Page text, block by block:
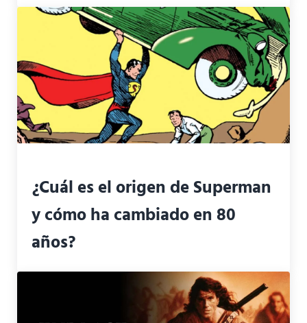
¿Cuál es el origen de Superman
y cómo ha cambiado en 80
años?